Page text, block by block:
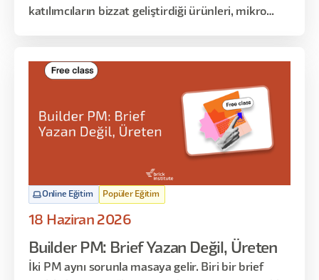
katılımcıların bizzat geliştirdiği ürünleri, mikro
sahneye çıkarak “ne yaptım, nasıl yaptım, ne işe
yaradı / yaramadı” gibi deneyimlerini paylaşır.
Online Eğitim Popüler Eğitim
18 Haziran 2026
Builder PM: Brief Yazan Değil, Üreten
İki PM aynı sorunla masaya gelir. Biri bir brief